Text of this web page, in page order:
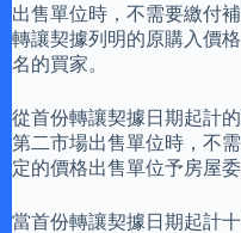
出售單位時，不需要繳付
轉讓契據列明的原購入價
名的買家。
從首份轉讓契據日期起計
第二市場出售單位時，不
定的價格出售單位予房屋
當首份轉讓契據日期起計